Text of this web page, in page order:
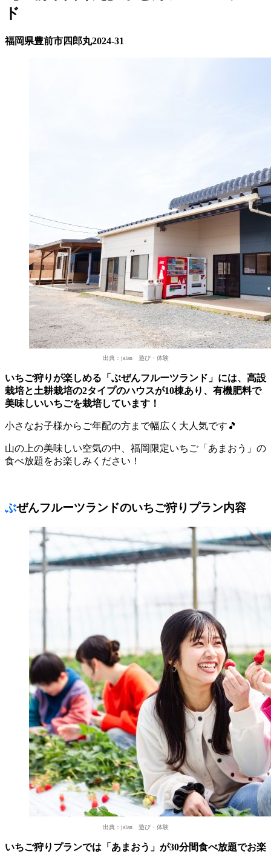
ド
福岡県豊前市四郎丸2024-31
出典：jalan 遊び・体験
いちご狩りが楽しめる「ぶぜんフルーツランド」には、高設
栽培と土耕栽培の2タイプのハウスが10棟あり、有機肥料で
美味しいいちごを栽培しています！
小さなお子様からご年配の方まで幅広く大人気です🎵
山の上の美味しい空気の中、福岡限定いちご「あまおう」の
食べ放題をお楽しみください！
ぶぜんフルーツランドのいちご狩りプラン内容
出典：jalan 遊び・体験
いちご狩りプランでは「あまおう」が30分間食べ放題でお楽